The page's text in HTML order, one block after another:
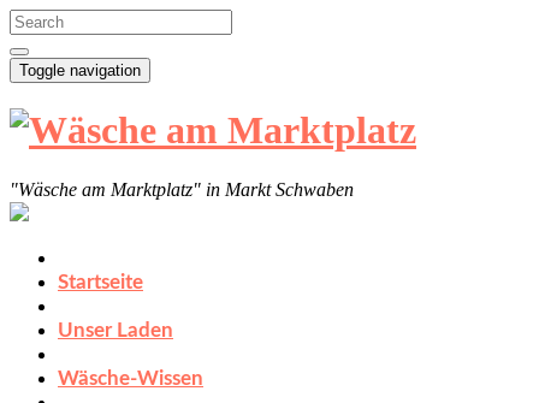
Toggle navigation
"Wäsche am Marktplatz" in Markt Schwaben
Startseite
Unser Laden
Wäsche-Wissen